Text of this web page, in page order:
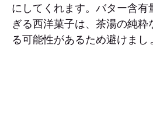
にしてくれます。バター含有
ぎる西洋菓子は、茶湯の純粋
る可能性があるため避けまし